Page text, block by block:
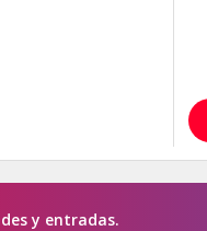
y entradas.